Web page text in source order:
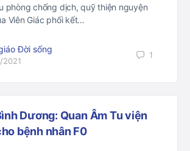
phòng chống dịch, quỹ thiện nguyện
Viên Giác phối kết…
Đời sống
1
Dương: Quan Âm Tu viện
bệnh nhân F0